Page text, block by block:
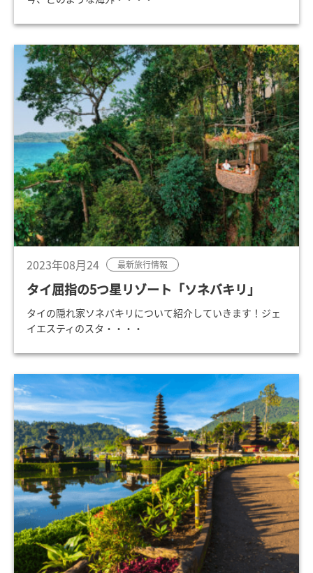
2023年08月24 最新旅行情報
タイ屈指の5つ星リゾート「ソネバキリ」
タイの隠れ家ソネバキリについて紹介していきます！ジェ
イエスティのスタ・・・・